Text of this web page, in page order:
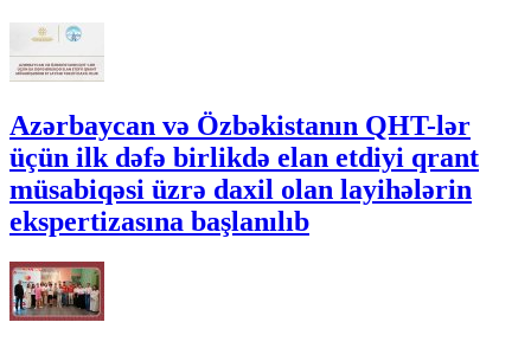
Azərbaycan və Özbəkistanın QHT-lər
üçün ilk dəfə birlikdə elan etdiyi qrant
müsabiqəsi üzrə daxil olan layihələrin
ekspertizasına başlanılıb